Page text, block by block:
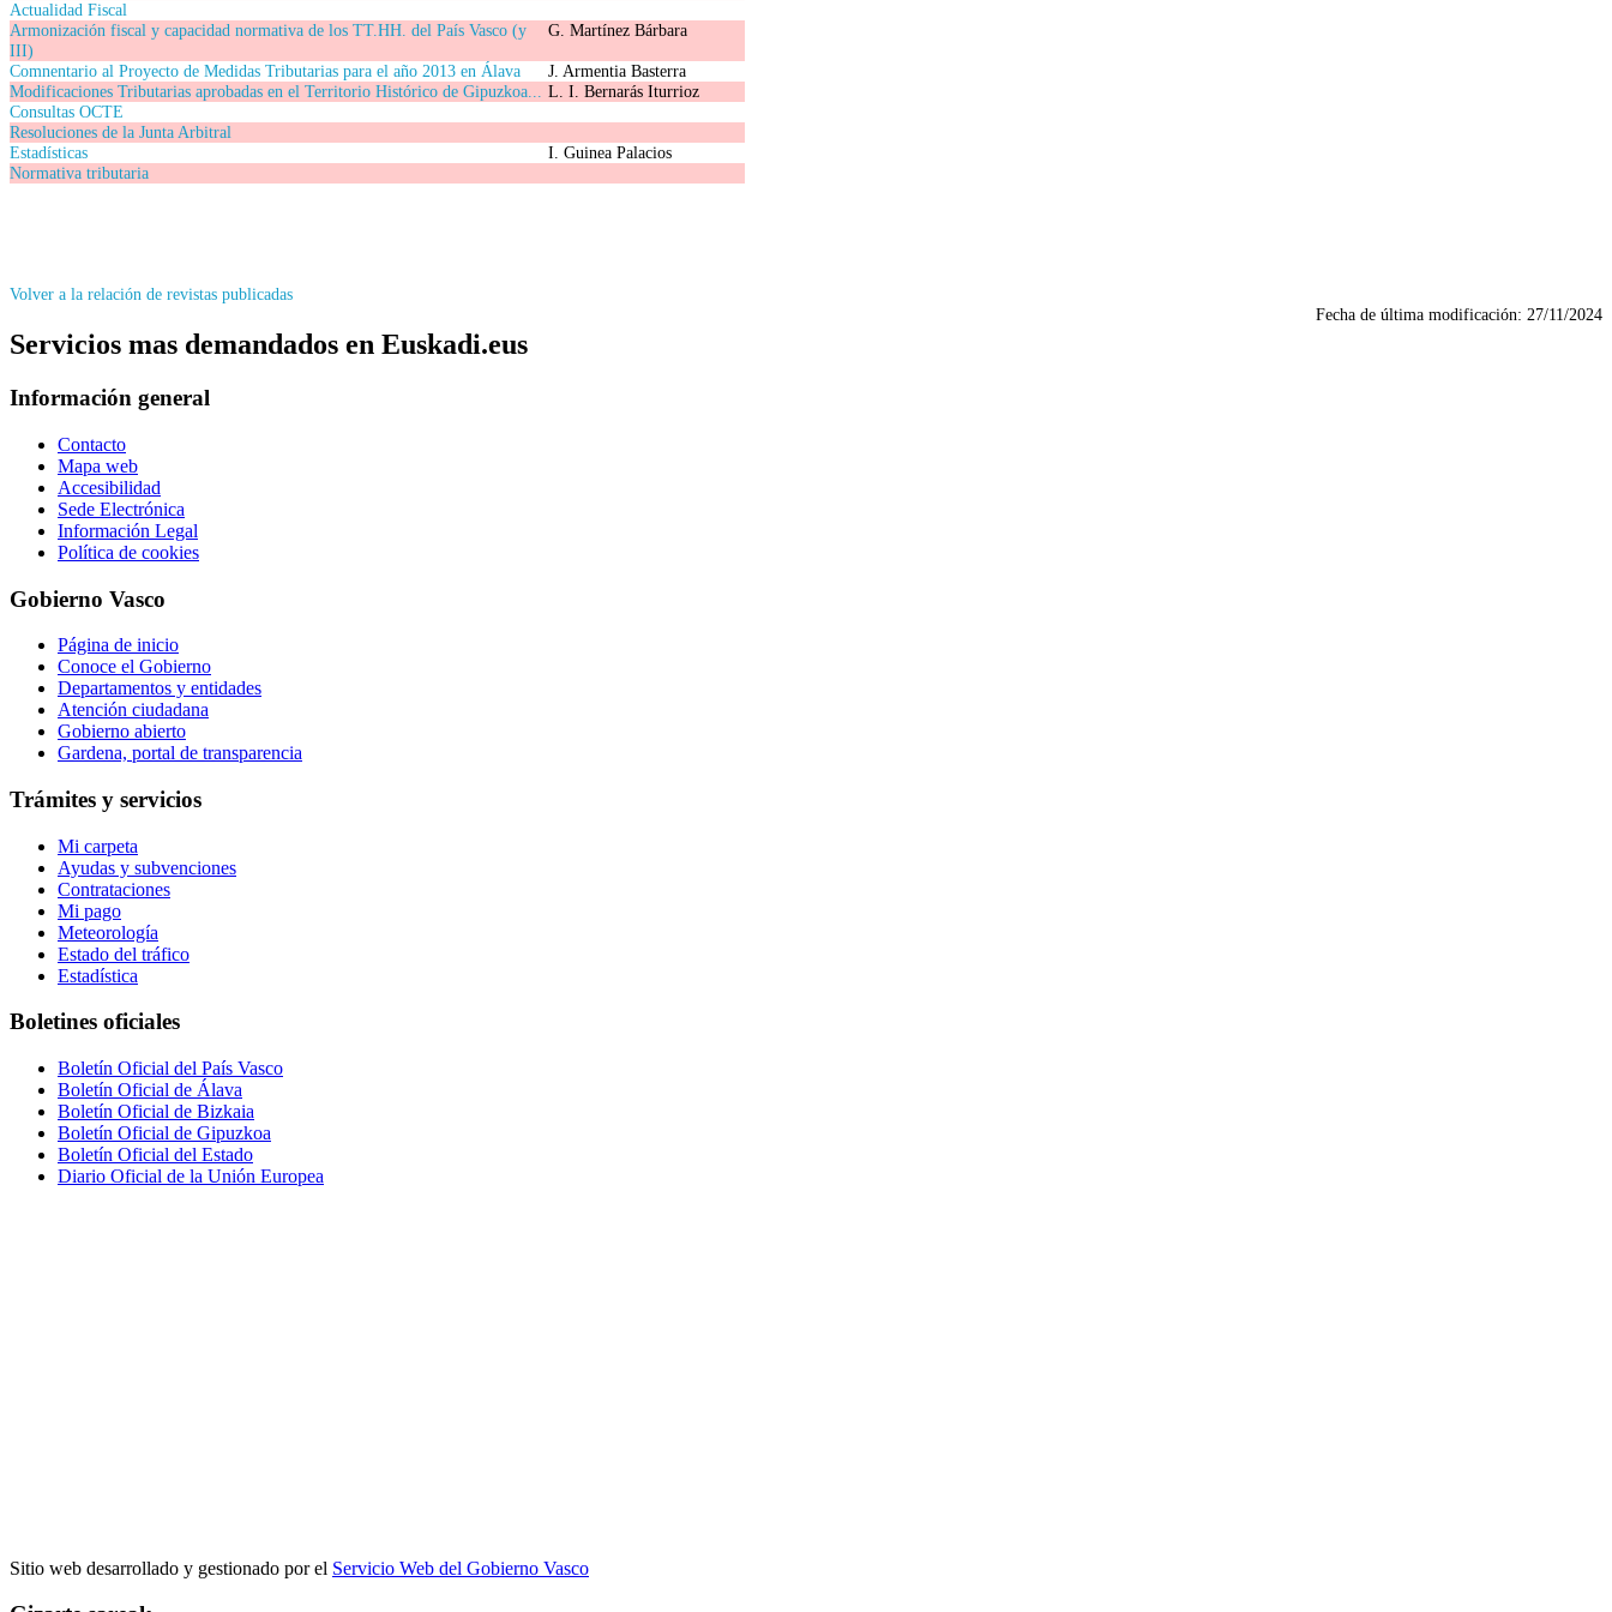
Actualidad Fiscal
Armonización fiscal y capacidad normativa de los TT.HH. del País Vasco (y
III)
G. Martínez Bárbara
Comnentario al Proyecto de Medidas Tributarias para el año 2013 en Álava
J. Armentia Basterra
Modificaciones Tributarias aprobadas en el Territorio Histórico de Gipuzkoa...
L. I. Bernarás Iturrioz
Consultas OCTE
Resoluciones de la Junta Arbitral
Estadísticas
I. Guinea Palacios
Normativa tributaria
Volver a la relación de revistas publicadas
Fecha de última modificación: 27/11/2024
Servicios mas demandados en Euskadi.eus
Información general
Contacto
Mapa web
Accesibilidad
Sede Electrónica
Información Legal
Política de cookies
Gobierno Vasco
Página de inicio
Conoce el Gobierno
Departamentos y entidades
Atención ciudadana
Gobierno abierto
Gardena, portal de transparencia
Trámites y servicios
Mi carpeta
Ayudas y subvenciones
Contrataciones
Mi pago
Meteorología
Estado del tráfico
Estadística
Boletines oficiales
Boletín Oficial del País Vasco
Boletín Oficial de Álava
Boletín Oficial de Bizkaia
Boletín Oficial de Gipuzkoa
Boletín Oficial del Estado
Diario Oficial de la Unión Europea
Sitio web desarrollado y gestionado por el Servicio Web del Gobierno Vasco